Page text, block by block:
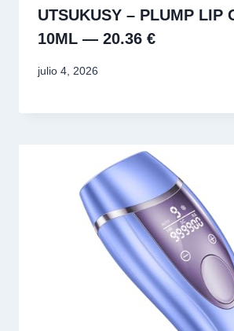
UTSUKUSY – PLUMP LIP
10ML — 20.36 €
julio 4, 2026